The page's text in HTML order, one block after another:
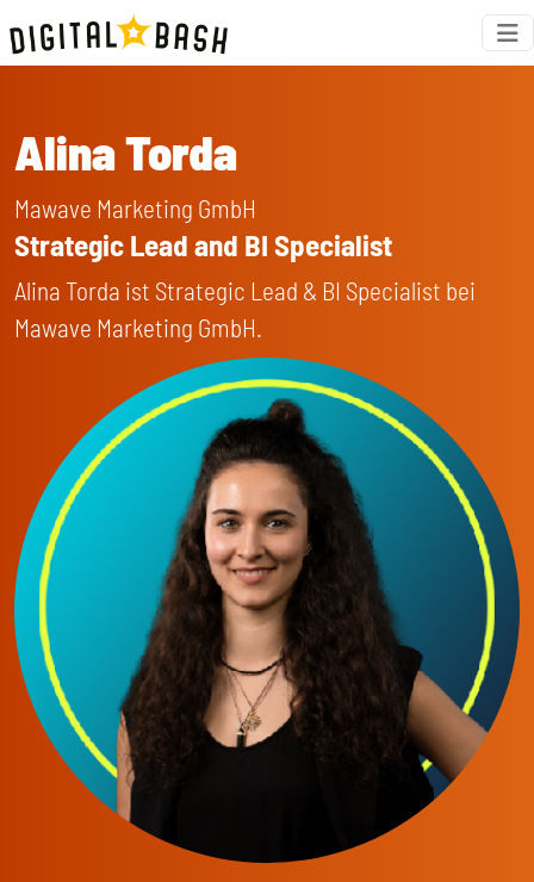
Alina Torda
Mawave Marketing GmbH
Strategic Lead and BI Specialist
Alina Torda ist Strategic Lead & BI Specialist bei
Mawave Marketing GmbH.